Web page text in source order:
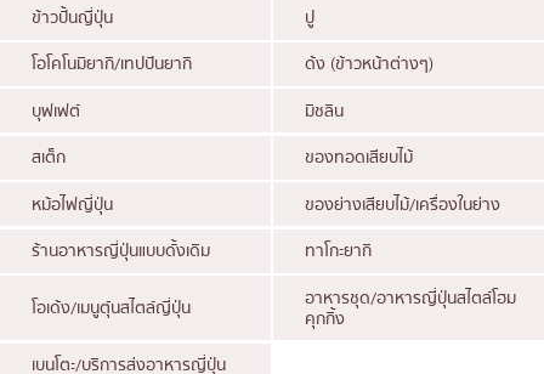
มิชลิน
สเต็ก
ของทอดเสียบไม้
หม้อไฟญี่ปุ่น
ของย่างเสียบไม้/เครื่องในย่าง
ร้านอาหารญี่ปุ่นแบบดั้งเดิม
ศรีราชา
ไอคอนสยาม
เซ็นทรัลเวิลด์
นนทบุรี
เชียงใหม่
ลาดพร้าว
สมุทรปราการ
ข้าวปั้นญี่ปุ่น
ปู
โอโคโนมิยากิ/เทปปันยากิ
ด้ง (ข้าวหน้าต่างๆ)
บุฟเฟต์
มิชลิน
สเต็ก
ของทอดเสียบไม้
หม้อไฟญี่ปุ่น
ของย่างเสียบไม้/เครื่องในย่าง
ร้านอาหารญี่ปุ่นแบบดั้งเดิม
ทาโกะยากิ
โอเด้ง/เมนูตุ๋นสไตล์ญี่ปุ่น อาหารชุด/อาหารญี่ปุ่นสไตล์โฮม
คุกกิ้ง
เบนโตะ/บริการส่งอาหารญี่ปุ่น